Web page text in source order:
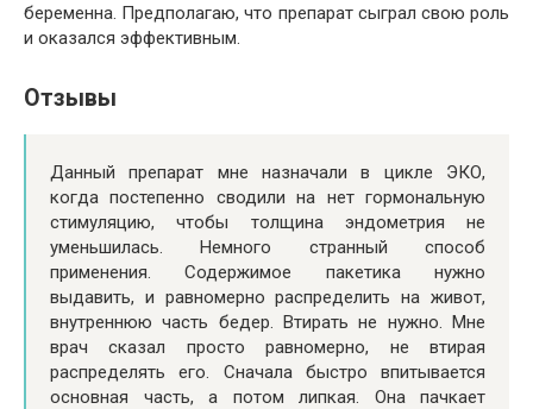
беременна. Предполагаю, что препарат сыграл свою роль
и оказался эффективным.
Отзывы
Данный препарат мне назначали в цикле ЭКО,
когда постепенно сводили на нет гормональную
стимуляцию, чтобы толщина эндометрия не
уменьшилась. Немного странный способ
применения. Содержимое пакетика нужно
выдавить, и равномерно распределить на живот,
внутреннюю часть бедер. Втирать не нужно. Мне
врач сказал просто равномерно, не втирая
распределять его. Сначала быстро впитывается
основная часть, а потом липкая. Она пачкает